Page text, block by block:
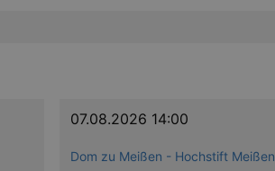
07.08.2026 14:00
Dom zu Meißen - Hochstift Meißen